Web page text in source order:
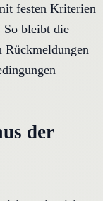
festen Kriterien
So bleibt die
Rückmeldungen
der